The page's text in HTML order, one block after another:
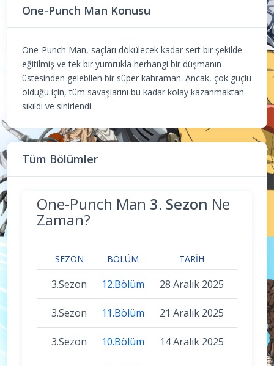
One-Punch Man Konusu
One-Punch Man, saçları dökülecek kadar sert bir şekilde
eğitilmiş ve tek bir yumrukla herhangi bir düşmanın
üstesinden gelebilen bir süper kahraman. Ancak, çok güçlü
olduğu için, tüm savaşlarını bu kadar kolay kazanmaktan
sıkıldı ve sinirlendi.
Tüm Bölümler
One-Punch Man 3. Sezon Ne
Zaman?
SEZON BÖLÜM TARIH
3.Sezon 12.Bölüm 28 Aralık 2025
3.Sezon 11.Bölüm 21 Aralık 2025
3.Sezon 10.Bölüm 14 Aralık 2025